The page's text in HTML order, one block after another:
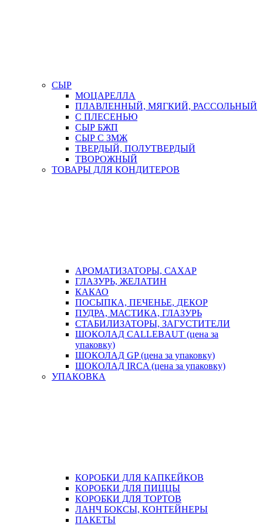
СЫР
МОЦАРЕЛЛА
ПЛАВЛЕННЫЙ, МЯГКИЙ, РАССОЛЬНЫЙ
С ПЛЕСЕНЬЮ
СЫР БЖП
СЫР С ЗМЖ
ТВЕРДЫЙ, ПОЛУТВЕРДЫЙ
ТВОРОЖНЫЙ
ТОВАРЫ ДЛЯ КОНДИТЕРОВ
АРОМАТИЗАТОРЫ, САХАР
ГЛАЗУРЬ, ЖЕЛАТИН
КАКАО
ПОСЫПКА, ПЕЧЕНЬЕ, ДЕКОР
ПУДРА, МАСТИКА, ГЛАЗУРЬ
СТАБИЛИЗАТОРЫ, ЗАГУСТИТЕЛИ
ШОКОЛАД CALLEBAUT (цена за
упаковку)
ШОКОЛАД GP (цена за упаковку)
ШОКОЛАД IRCA (цена за упаковку)
УПАКОВКА
КОРОБКИ ДЛЯ КАПКЕЙКОВ
КОРОБКИ ДЛЯ ПИЦЦЫ
КОРОБКИ ДЛЯ ТОРТОВ
ЛАНЧ БОКСЫ, КОНТЕЙНЕРЫ
ПАКЕТЫ